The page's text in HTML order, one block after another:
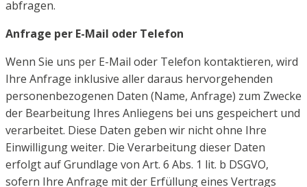
abfragen.
Anfrage per E-Mail oder Telefon
Wenn Sie uns per E-Mail oder Telefon kontaktieren, wird
Ihre Anfrage inklusive aller daraus hervorgehenden
personenbezogenen Daten (Name, Anfrage) zum Zwecke
der Bearbeitung Ihres Anliegens bei uns gespeichert und
verarbeitet. Diese Daten geben wir nicht ohne Ihre
Einwilligung weiter. Die Verarbeitung dieser Daten
erfolgt auf Grundlage von Art. 6 Abs. 1 lit. b DSGVO,
sofern Ihre Anfrage mitder Erfüllung eines Vertrags